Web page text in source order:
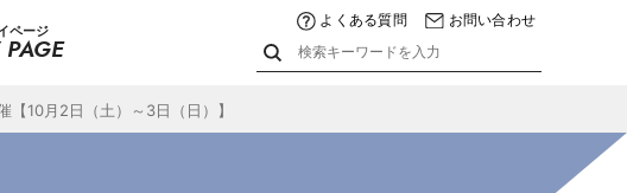
ページ
よくある質問 お問い合わせ
10月2日（土）～3日（日）】